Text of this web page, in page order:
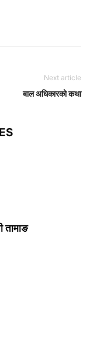
Next article
बाल अधिकारको कथा
तामाङ